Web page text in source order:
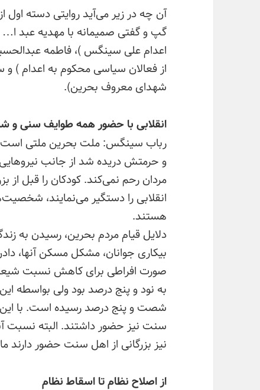
آن چه در زیر می‌آید روایتی دسته اول
گپ و گفتی صمیمانه با مهدیه عبد
اعدام علی سینگس )، فاطمه
از فعالان سیاسی محکوم به اعدام ) و
شهدای معروف بحرین).
انقلابی با حضور همه طوایف سنی و
رباب سینگس: ملت بحرین ملتی
و حرمتش دریده شد از جانب نیروهایی
مردان رحم نمی‌کند. کودکان را قبل
انقلابی را دستگیر می‌نمایند،
هستند.
دلایل قیام مردم بحرین، رسیدن به
بیکاری جوانان، مشکل مسکن آنها،
صورت افراطی برای کاهش نسبت
به نود و پنج درصد بود ولی
شصت و پنج درصد رسیده است. با این
سنت نیز حضور داشتند. البته نسبت
نیز بزرگانی از اهل سنت حضور دارند
از اصلاح نظام تا اسقاط نظام